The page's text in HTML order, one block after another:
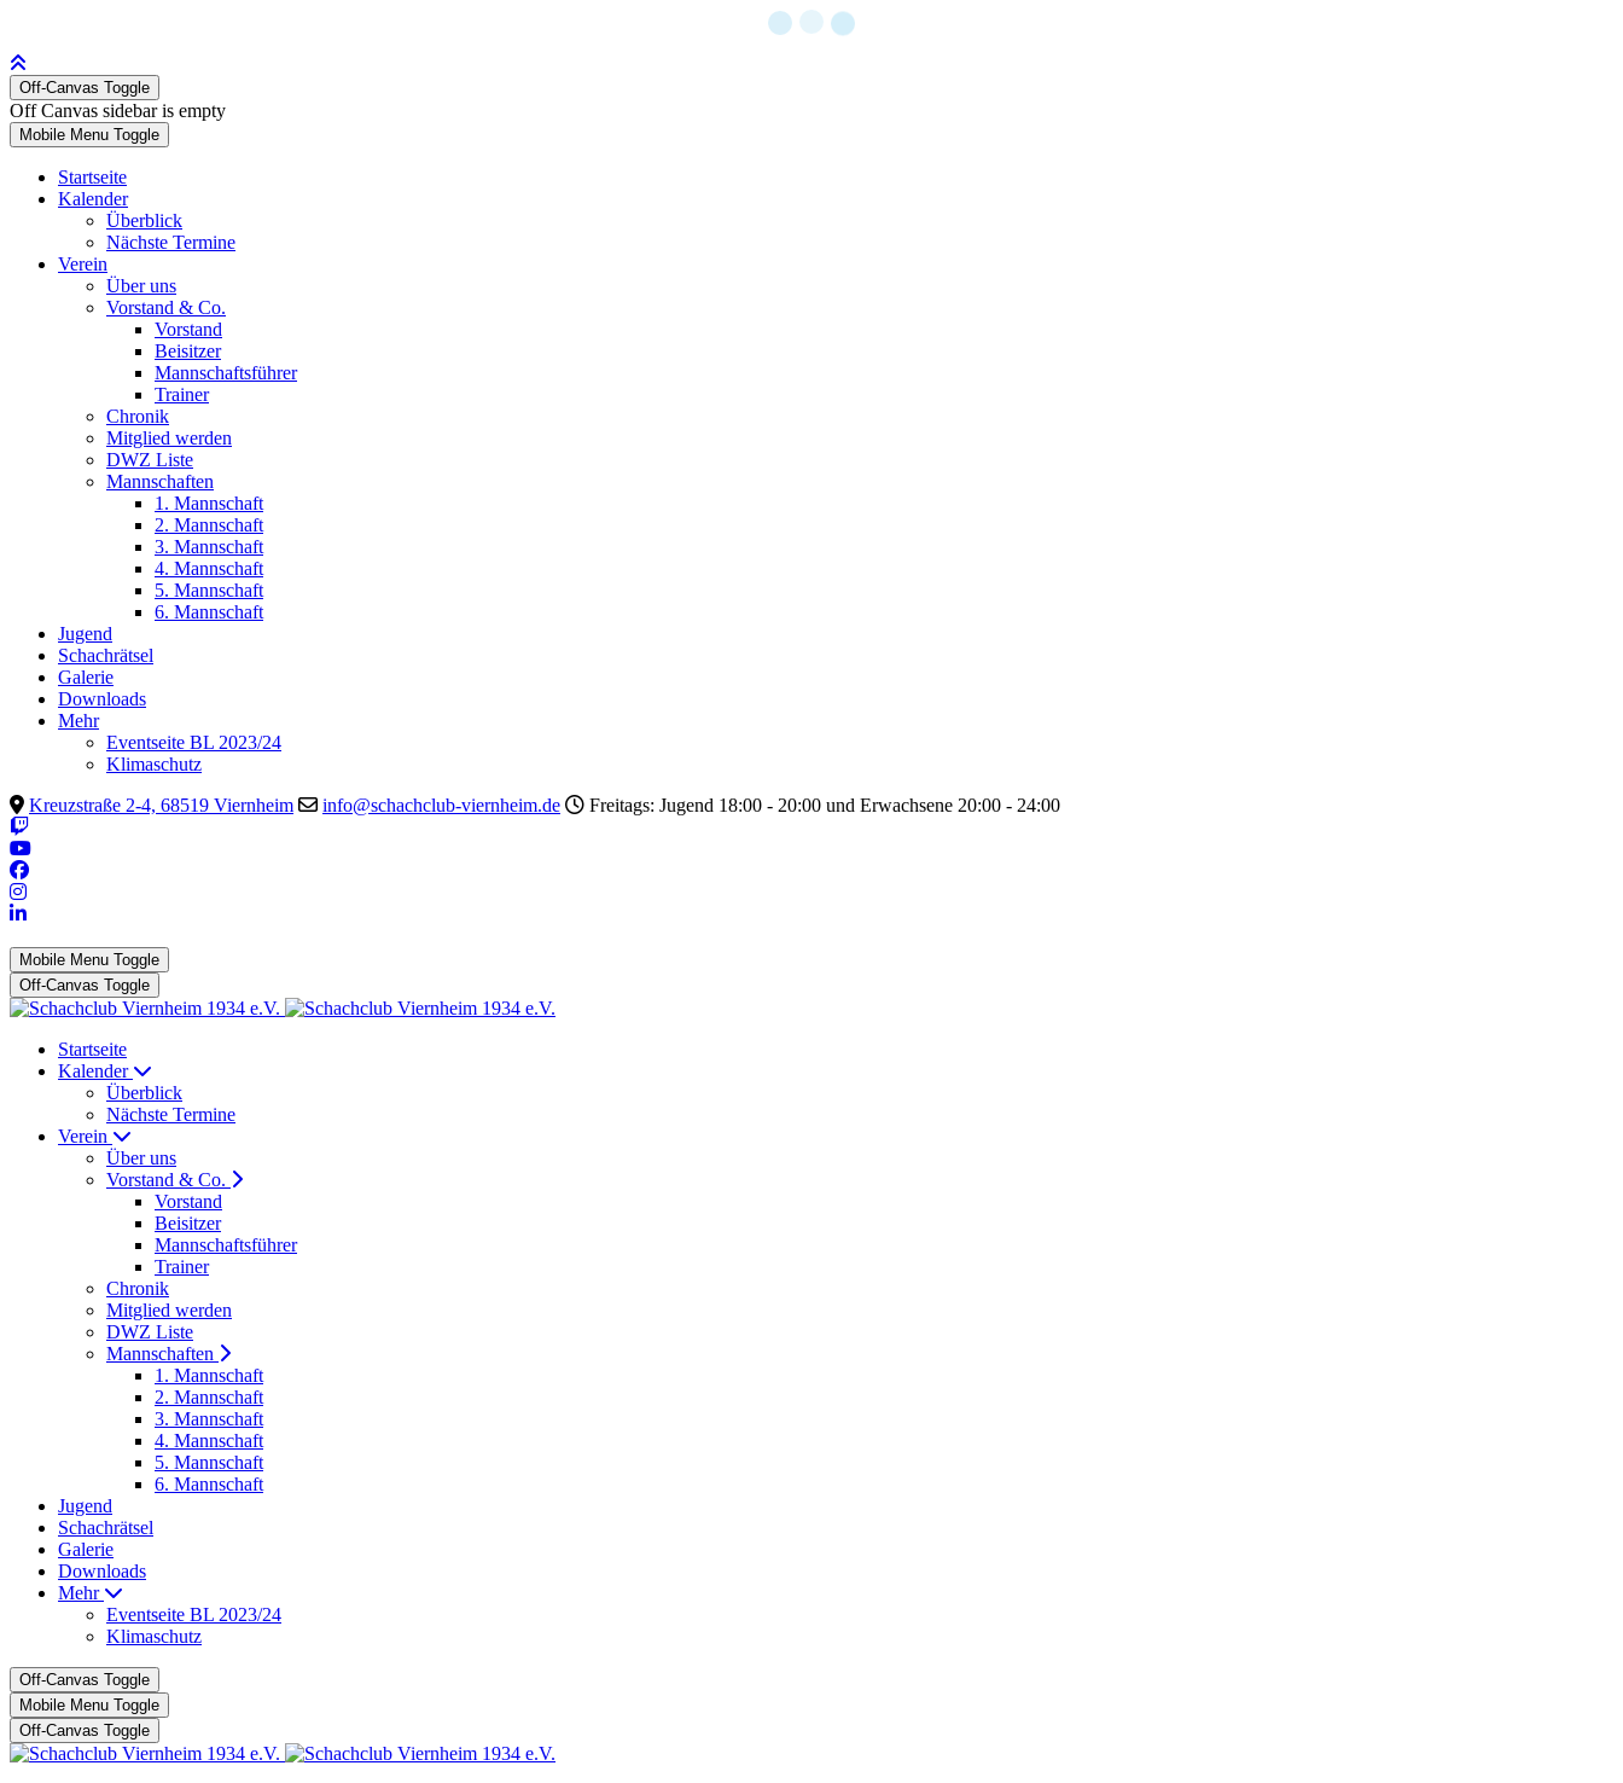
Off-Canvas Toggle
Off Canvas sidebar is empty
Mobile Menu Toggle
Startseite
Kalender
Überblick
Nächste Termine
Verein
Über uns
Vorstand & Co.
Vorstand
Beisitzer
Mannschaftsführer
Trainer
Chronik
Mitglied werden
DWZ Liste
Mannschaften
1. Mannschaft
2. Mannschaft
3. Mannschaft
4. Mannschaft
5. Mannschaft
6. Mannschaft
Jugend
Schachrätsel
Galerie
Downloads
Mehr
Eventseite BL 2023/24
Klimaschutz
Kreuzstraße 2-4, 68519 Viernheim
info@schachclub-viernheim.de Freitags: Jugend 18:00 - 20:00 und Erwachsene 20:00 - 24:00
Mobile Menu Toggle
Off-Canvas Toggle
Startseite
Kalender
Überblick
Nächste Termine
Verein
Über uns
Vorstand & Co.
Vorstand
Beisitzer
Mannschaftsführer
Trainer
Chronik
Mitglied werden
DWZ Liste
Mannschaften
1. Mannschaft
2. Mannschaft
3. Mannschaft
4. Mannschaft
5. Mannschaft
6. Mannschaft
Jugend
Schachrätsel
Galerie
Downloads
Mehr
Eventseite BL 2023/24
Klimaschutz
Off-Canvas Toggle
Mobile Menu Toggle
Off-Canvas Toggle